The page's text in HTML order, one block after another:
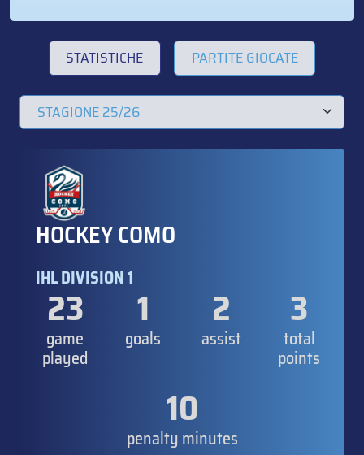
STATISTICHE PARTITE GIOCATE
HOCKEY COMO
IHL DIVISION 1
23
game
played
1
goals
2
assist
3
total
points
10
penalty minutes